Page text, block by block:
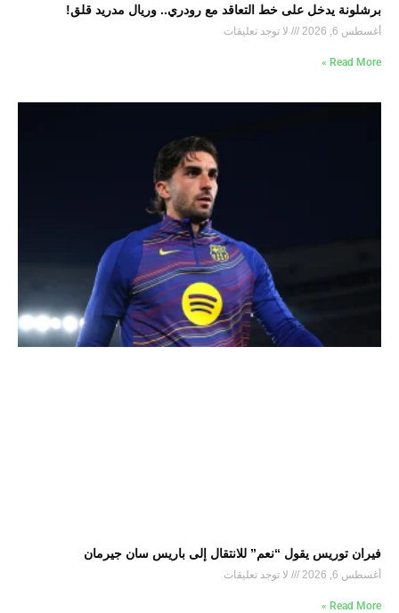
برشلونة يدخل على خط التعاقد مع رودري.. وريال مدريد قلق!
أغسطس 6, 2026 لا توجد تعليقات
Read More »
فيران توريس يقول “نعم” للانتقال إلى باريس سان جيرمان
أغسطس 6, 2026 لا توجد تعليقات
Read More »